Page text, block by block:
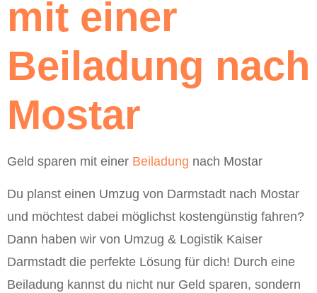
mit einer
Beiladung nach
Mostar
Geld sparen mit einer Beiladung nach Mostar
Du planst einen Umzug von Darmstadt nach Mostar
und möchtest dabei möglichst kostengünstig fahren?
Dann haben wir von Umzug & Logistik Kaiser
Darmstadt die perfekte Lösung für dich! Durch eine
Beiladung kannst du nicht nur Geld sparen, sondern